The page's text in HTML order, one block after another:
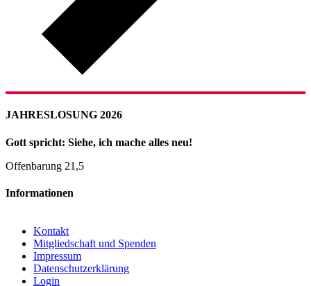
JAHRESLOSUNG 2026
Gott spricht: Siehe, ich mache alles neu!
Offenbarung 21,5
Informationen
Kontakt
Mitgliedschaft und Spenden
Impressum
Datenschutzerklärung
Login